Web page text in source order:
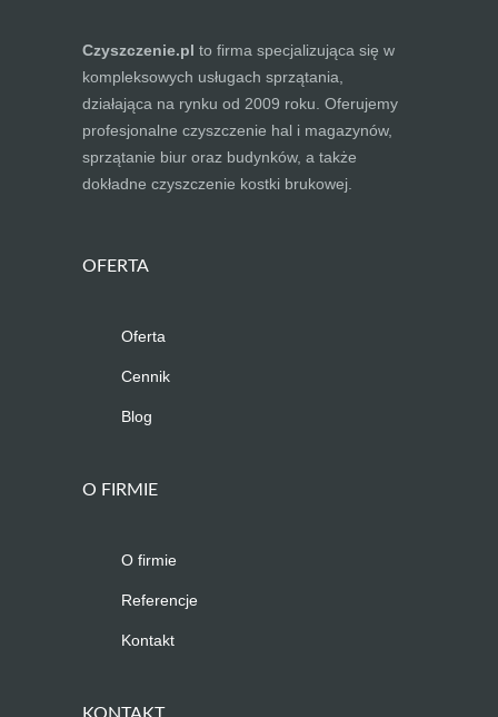
Czyszczenie.pl to firma specjalizująca się w
kompleksowych usługach sprzątania,
działająca na rynku od 2009 roku. Oferujemy
profesjonalne czyszczenie hal i magazynów,
sprzątanie biur oraz budynków, a także
dokładne czyszczenie kostki brukowej.
OFERTA
Oferta
Cennik
Blog
O FIRMIE
O firmie
Referencje
Kontakt
KONTAKT